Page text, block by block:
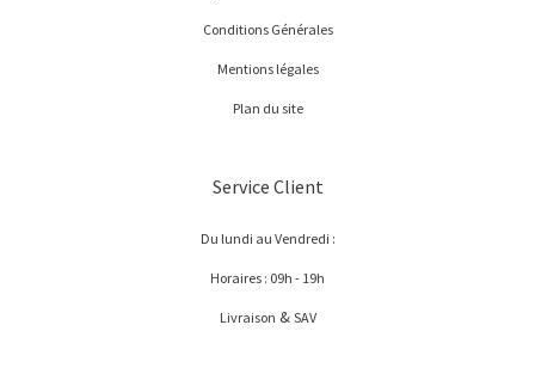
Conditions Générales
Mentions légales
Plan du site
Service Client
Du lundi au Vendredi :
Horaires : 09h - 19h
Livraison & SAV